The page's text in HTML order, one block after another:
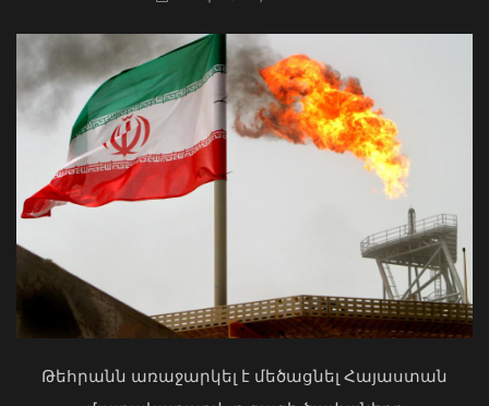
Ժաննա Անդրեասյանը հանդիպել է
ուսուցիչների հետ՝ քննարկելու
ոլորտային հարցեր
ՀՀ երկաթուղին ազգային
ռազմավարական սեփականություն է
և պետք է կառավարվի ՀՀ
Բաբաջանյան
Թեհրանն առաջարկել է մեծացնել Հայաստան